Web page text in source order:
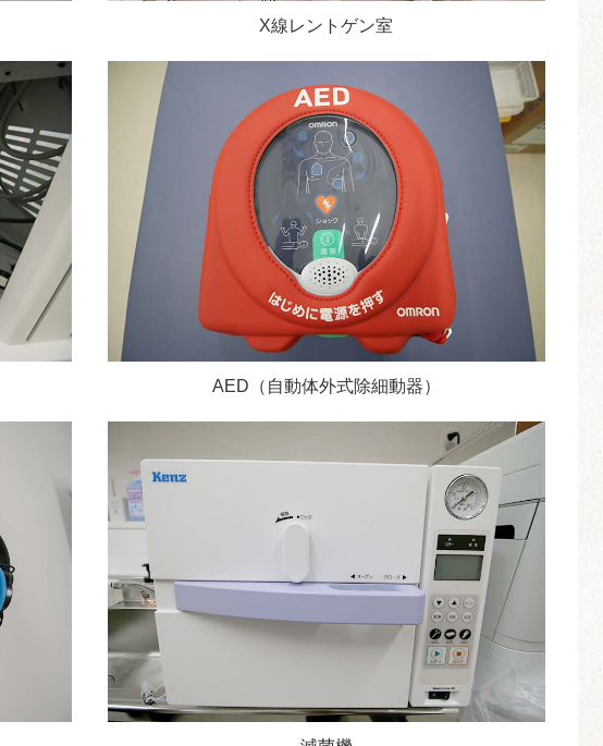
X線レントゲン室
AED（自動体外式除細動器）